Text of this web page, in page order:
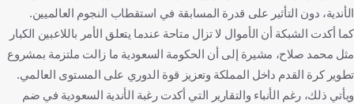
الأندية، دون التأثير على قدرة المسابقة في استقطاب النجوم العالميين.
كما أكدت الشبكة أن الأموال لا تزال متاحة عندما يتعلق الأمر باللاعبين الكبار
مثل محمد صلاح، مشيرة إلى أن الحكومة السعودية ما زالت ملتزمة بمشروع
تطوير كرة القدم داخل المملكة وتعزيز قوة الدوري على المستوى العالمي.
ويأتي ذلك، رغم الأنباء والتقارير التي أكدت رغبة الأندية السعودية في ضم